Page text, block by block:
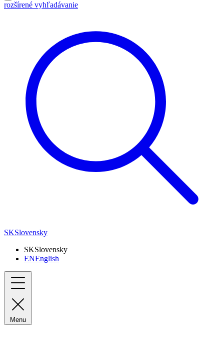
rozšírené vyhľadávanie
SKSlovensky
SKSlovensky
ENEnglish
Menu